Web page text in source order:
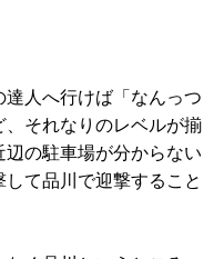
人へ行けば「なんっつ
それなりのレベルが揃
の駐車場が分からない
て品川で迎撃すること